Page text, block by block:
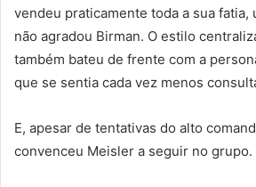
vendeu praticamente toda a sua fatia,
não agradou Birman. O estilo
também bateu de frente com a
que se sentia cada vez menos
E, apesar de tentativas do alto
convenceu Meisler a seguir no grupo.